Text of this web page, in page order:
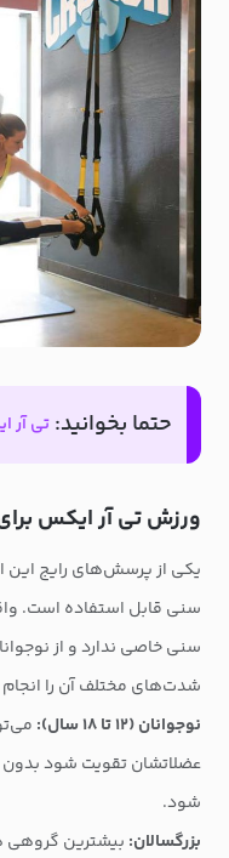
حتما بخوانید: تی آر
ورزش تی آر ایکس
یکی از پرسش‌های رایج این
سنی قابل استفاده است.
سنی خاصی ندارد و از
شدت‌های مختلف آن را انجام
نوجوانان (۱۲ تا ۱۸ سال):
عضلاتشان تقویت شود بدون
شود.
بزرگسالان: بیشترین گروهی